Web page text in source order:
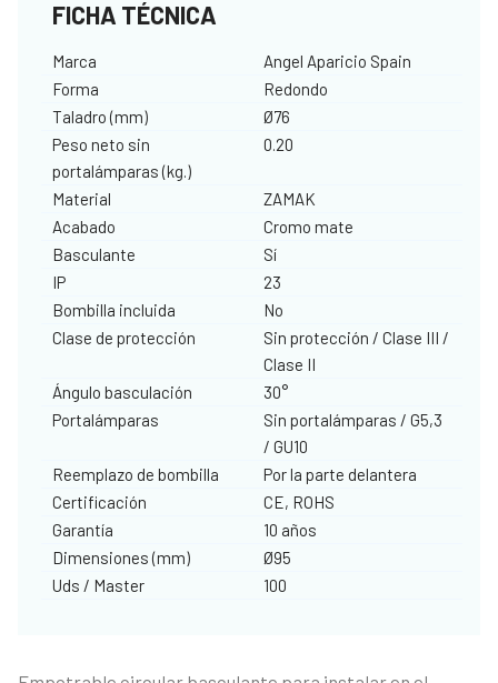
FICHA TÉCNICA
Marca
Angel Aparicio Spain
Forma
Redondo
Taladro (mm)
Ø76
Peso neto sin
portalámparas (kg.)
0.20
Material
ZAMAK
Acabado
Cromo mate
Basculante
Sí
IP
23
Bombilla incluida
No
Clase de protección
Sin protección / Clase III /
Clase II
Ángulo basculación
30°
Portalámparas
Sin portalámparas / G5,3
/ GU10
Reemplazo de bombilla
Por la parte delantera
Certificación
CE, ROHS
Garantía
10 años
Dimensiones (mm)
Ø95
Uds / Master
100